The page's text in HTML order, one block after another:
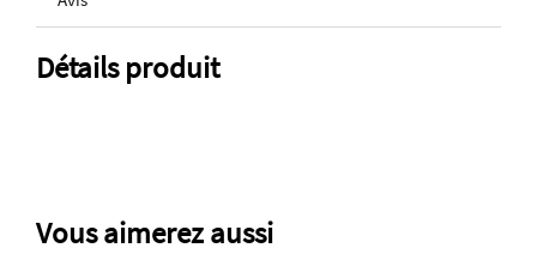
Détails produit
Vous aimerez aussi